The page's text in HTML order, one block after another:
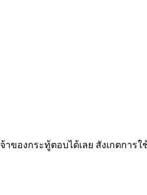
องกระทู้ตอบได้เลย สังเกตการใ